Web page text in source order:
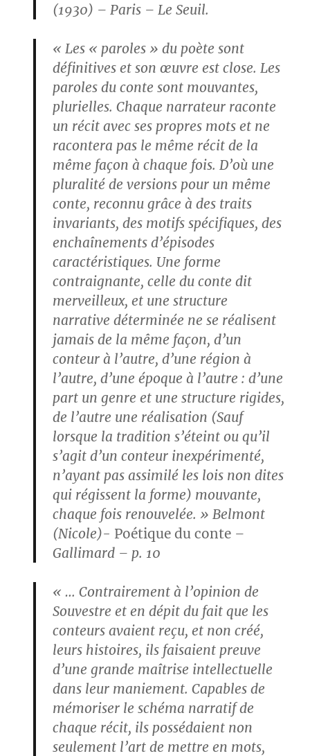
(1930) – Paris – Le Seuil.
« Les « paroles » du poète sont
définitives et son œuvre est close. Les
paroles du conte sont mouvantes,
plurielles. Chaque narrateur raconte
un récit avec ses propres mots et ne
racontera pas le même récit de la
même façon à chaque fois. D’où une
pluralité de versions pour un même
conte, reconnu grâce à des traits
invariants, des motifs spécifiques, des
enchaînements d’épisodes
caractéristiques. Une forme
contraignante, celle du conte dit
merveilleux, et une structure
narrative déterminée ne se réalisent
jamais de la même façon, d’un
conteur à l’autre, d’une région à
l’autre, d’une époque à l’autre : d’une
part un genre et une structure rigides,
de l’autre une réalisation (Sauf
lorsque la tradition s’éteint ou qu’il
s’agit d’un conteur inexpérimenté,
n’ayant pas assimilé les lois non dites
qui régissent la forme) mouvante,
chaque fois renouvelée. »Belmont
(Nicole)- Poétique du conte –
Gallimard – p. 10
« … Contrairement à l’opinion de
Souvestre et en dépit du fait que les
conteurs avaient reçu, et non créé,
leurs histoires, ils faisaient preuve
d’une grande maîtrise intellectuelle
dans leur maniement. Capables de
mémoriser le schéma narratif de
chaque récit, ils possédaient non
seulement l’art de mettre en mots,